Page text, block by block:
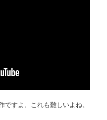
すよ、これも難しいよね。